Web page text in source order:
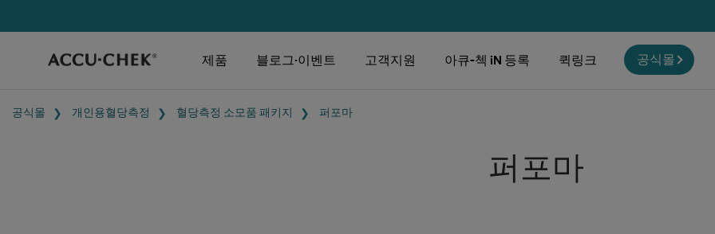
제품 블로그·이벤트 고객지원 아큐-첵 iN 등록 퀵링크 공식몰
공식몰 개인용혈당측정 혈당측정 소모품 패키지 퍼포마
퍼포마